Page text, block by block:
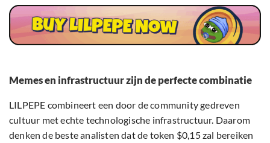
Memes en infrastructuur zijn de perfecte combinatie
LILPEPE combineert een door de community gedreven
cultuur met echte technologische infrastructuur. Daarom
denken de beste analisten dat de token $0,15 zal bereiken